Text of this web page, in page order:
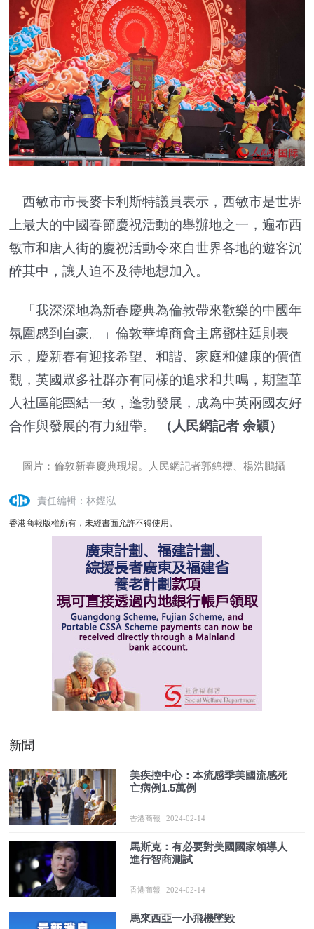
西敏市市長麥卡利斯特議員表示，西敏市是世界
上最大的中國春節慶祝活動的舉辦地之一，遍布西
敏市和唐人街的慶祝活動令來自世界各地的遊客沉
醉其中，讓人迫不及待地想加入。
「我深深地為新春慶典為倫敦帶來歡樂的中國年
氛圍感到自豪。」倫敦華埠商會主席鄧柱廷則表
示，慶新春有迎接希望、和諧、家庭和健康的價值
觀，英國眾多社群亦有同樣的追求和共鳴，期望華
人社區能團結一致，蓬勃發展，成為中英兩國友好
合作與發展的有力紐帶。
（人民網記者 余穎）
圖片：倫敦新春慶典現場。 人民網記者郭錦標、楊浩鵬攝
責任編輯：林鏗泓
香港商報版權所有，未經書面允許不得使用。
新聞
美疾控中心：本流感季美國流感死
亡病例1.5萬例
香港商報 2024-02-14
馬斯克：有必要對美國國家領導人
進行智商測試
香港商報 2024-02-14
馬來西亞一小飛機墜毀